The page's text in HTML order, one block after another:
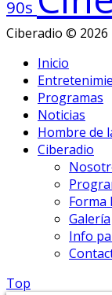
90s
Ciberadio © 2026
Inicio
Programas
Noticias
Hombre de
Ciberadio
Forma
Galería
Info
Top